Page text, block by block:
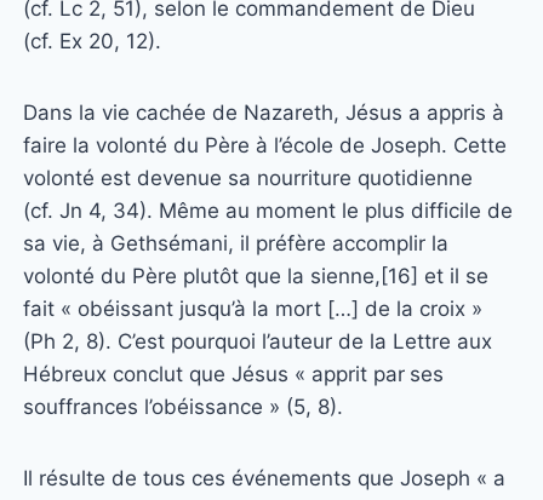
(cf. Lc 2, 51), selon le commandement de Dieu
(cf. Ex 20, 12).
Dans la vie cachée de Nazareth, Jésus a appris à
faire la volonté du Père à l’école de Joseph. Cette
volonté est devenue sa nourriture quotidienne
(cf. Jn 4, 34). Même au moment le plus difficile de
sa vie, à Gethsémani, il préfère accomplir la
volonté du Père plutôt que la sienne,[16] et il se
fait « obéissant jusqu’à la mort […] de la croix »
(Ph 2, 8). C’est pourquoi l’auteur de la Lettre aux
Hébreux conclut que Jésus « apprit par ses
souffrances l’obéissance » (5, 8).
Il résulte de tous ces événements que Joseph « a